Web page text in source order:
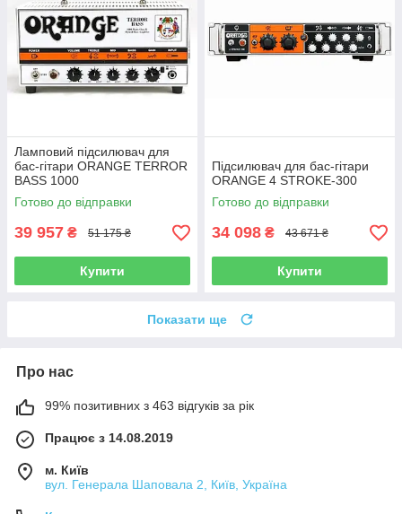
Ламповий підсилювач для
бас-гітари ORANGE TERROR
BASS 1000
Готово до відправки
39 957 ₴ 51 175 ₴
Купити
Підсилювач для бас-гітари
ORANGE 4 STROKE-300
Готово до відправки
34 098 ₴ 43 671 ₴
Купити
Показати ще
Про нас
99% позитивних з 463 відгуків за рік
Працює з 14.08.2019
м. Київ
вул. Генерала Шаповала 2, Київ, Україна